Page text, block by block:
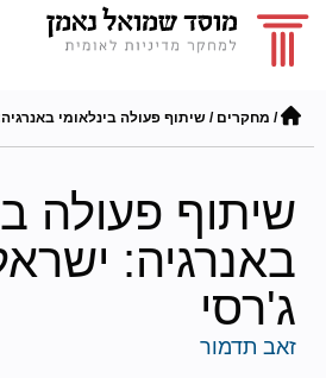
/ מחקרים / שיתוף פעולה בינלאומי
שיתוף פעולה
באנרגיה:
ג'רסי
זאב תדמור